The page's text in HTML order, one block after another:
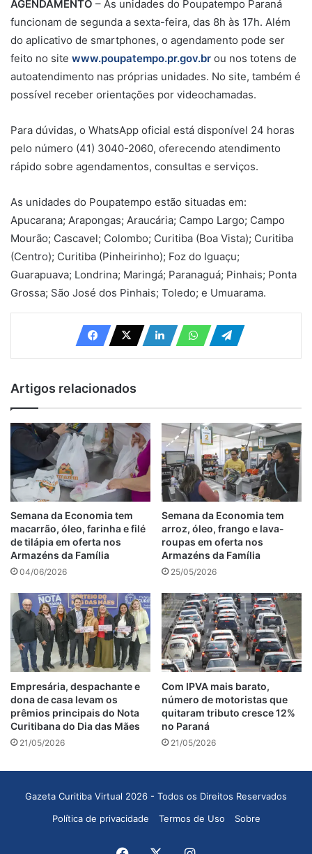
AGENDAMENTO – As unidades do Poupatempo Paraná
funcionam de segunda a sexta-feira, das 8h às 17h. Além
do aplicativo de smartphones, o agendamento pode ser
feito no site www.poupatempo.pr.gov.br ou nos totens de
autoatendimento nas próprias unidades. No site, também é
possível receber orientações por videochamadas.
Para dúvidas, o WhatsApp oficial está disponível 24 horas
pelo número (41) 3040-2060, oferecendo atendimento
rápido sobre agendamentos, consultas e serviços.
As unidades do Poupatempo estão situadas em:
Apucarana; Arapongas; Araucária; Campo Largo; Campo
Mourão; Cascavel; Colombo; Curitiba (Boa Vista); Curitiba
(Centro); Curitiba (Pinheirinho); Foz do Iguaçu;
Guarapuava; Londrina; Maringá; Paranaguá; Pinhais; Ponta
Grossa; São José dos Pinhais; Toledo; e Umuarama.
Artigos relacionados
Semana da Economia tem
macarrão, óleo, farinha e filé
de tilápia em oferta nos
Armazéns da Família
04/06/2026
Semana da Economia tem
arroz, óleo, frango e lava-
roupas em oferta nos
Armazéns da Família
25/05/2026
Empresária, despachante e
dona de casa levam os
prêmios principais do Nota
Curitibana do Dia das Mães
21/05/2026
Com IPVA mais barato,
número de motoristas que
quitaram tributo cresce 12%
no Paraná
21/05/2026
Gazeta Curitiba Virtual 2026 - Todos os Direitos Reservados
Política de privacidade
Termos de Uso Sobre